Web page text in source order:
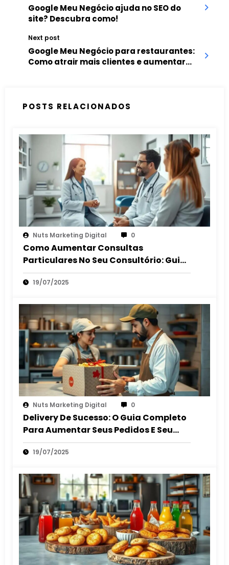
Google Meu Negócio ajuda no SEO do
site? Descubra como!
Next post
Google Meu Negócio para restaurantes:
Como atrair mais clientes e aumentar
POSTS RELACIONADOS
Nuts Marketing Digital 0
Como Aumentar Consultas
Particulares No Seu Consultório: Guia
2025
19/07/2025
Nuts Marketing Digital 0
Delivery De Sucesso: O Guia Completo
Para Aumentar Seus Pedidos E Seu
Lucro
19/07/2025